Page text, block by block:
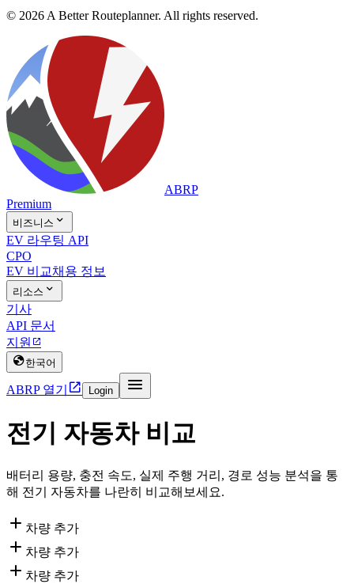
© 2026 A Better Routeplanner. All rights reserved.
ABRP
Premium
비즈니스 
EV 라우팅 API
CPO
EV 비교채용 정보
리소스 
기사
API 문서
지원 
한국어
ABRP 열기  Login 
전기 자동차 비교
배터리 용량, 충전 속도, 실제 주행 거리, 경로 성능 분석을 통
해 전기 자동차를 나란히 비교해보세요.
 차량 추가
 차량 추가
 차량 추가